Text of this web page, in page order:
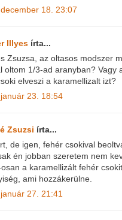
18. 23:07
Illyes írta...
Zsuzsa, az oltasos modszer
oltom 1/3-ad aranyban? Vagy
elveszi a karamellizalt izt?
23. 18:54
Zsuzsi írta...
de igen, fehér csokival
én jobban szeretem nem
osan a karamellizált fehér
ami hozzákerülne.
27. 21:41